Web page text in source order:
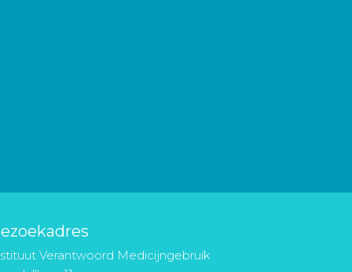
Verantwoord Medicijngebruik